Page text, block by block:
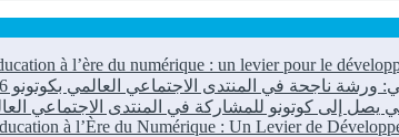
à l’ère du numérique : un levier pour le
à l’Ère du Numérique : Un Levier de